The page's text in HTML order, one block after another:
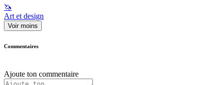
🦄
Art et design
Voir moins
Commentaires
Ajoute ton commentaire